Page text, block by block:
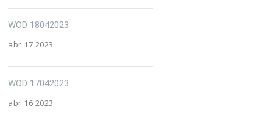
WOD 18042023
abr 17 2023
WOD 17042023
abr 16 2023